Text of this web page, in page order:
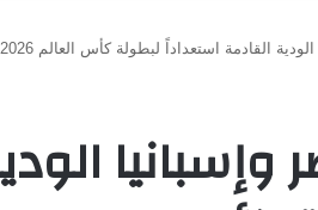
استعداداً لبطولة كأس العالم 2026 والقنوات الناقلة